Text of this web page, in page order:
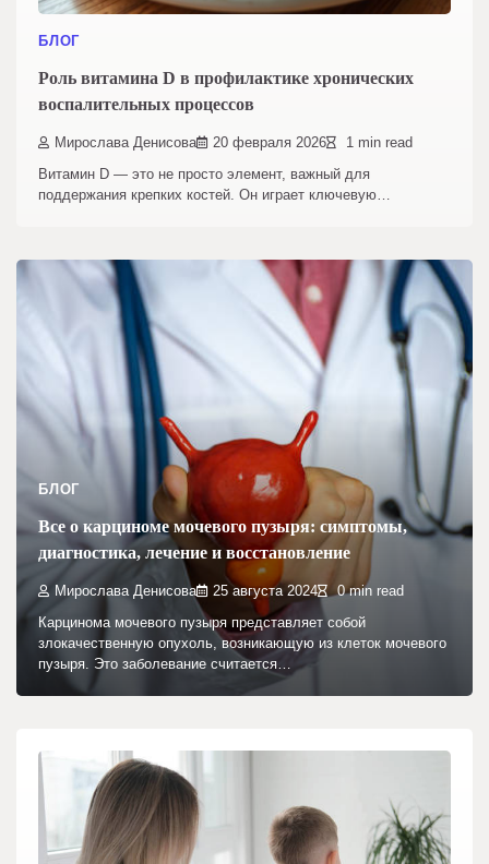
БЛОГ
Роль витамина D в профилактике хронических
воспалительных процессов
Мирослава Денисова 20 февраля 2026 1 min read
Витамин D — это не просто элемент, важный для
поддержания крепких костей. Он играет ключевую…
БЛОГ
Все о карциноме мочевого пузыря: симптомы,
диагностика, лечение и восстановление
Мирослава Денисова 25 августа 2024 0 min read
Карцинома мочевого пузыря представляет собой
злокачественную опухоль, возникающую из клеток мочевого
пузыря. Это заболевание считается…